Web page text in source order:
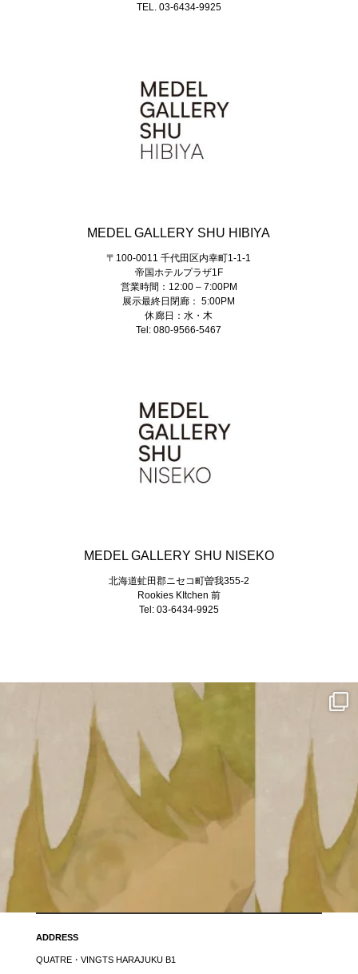
TEL. 03-6434-9925
MEDEL GALLERY SHU HIBIYA
〒100-0011 千代田区内幸町1-1-1
帝国ホテルプラザ1F
営業時間：12:00 – 7:00PM
展示最終日閉廊： 5:00PM
休廊日：水・木
Tel: 080-9566-5467
MEDEL GALLERY SHU NISEKO
北海道虻田郡ニセコ町曽我355-2
Rookies KItchen 前
Tel: 03-6434-9925
ADDRESS
QUATRE・VINGTS HARAJUKU B1